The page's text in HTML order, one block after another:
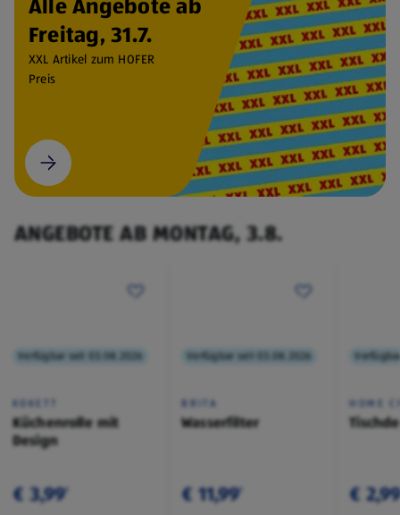
Alle Angebote ab
Freitag, 31.7.
XXL Artikel zum HOFER
Preis
ANGEBOTE AB MONTAG, 3.8.
Verfügbar seit 03.08.2026
KOKETT
Küchenrolle mit
Design
€ 3,99¹
Verfügbar seit 03.08.2026
BRITA
Wasserfilter
€ 11,99¹
HOME
€